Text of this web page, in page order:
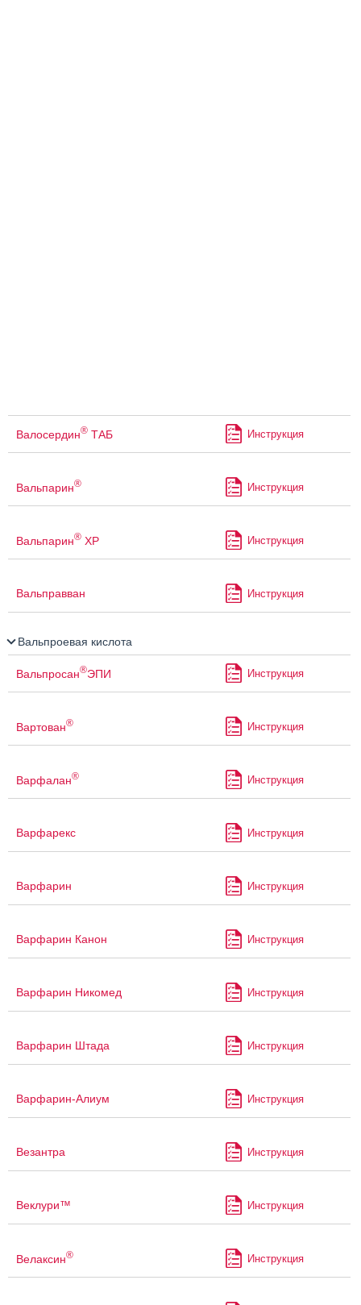
Валосердин® ТАБ Инструкция
Вальпарин® Инструкция
Вальпарин® ХР Инструкция
Вальправван Инструкция
Вальпроевая кислота
Вальпросан®ЭПИ Инструкция
Вартован® Инструкция
Варфалан® Инструкция
Варфарекс Инструкция
Варфарин Инструкция
Варфарин Канон Инструкция
Варфарин Никомед Инструкция
Варфарин Штада Инструкция
Варфарин-Алиум Инструкция
Везантра Инструкция
Веклури™ Инструкция
Велаксин® Инструкция